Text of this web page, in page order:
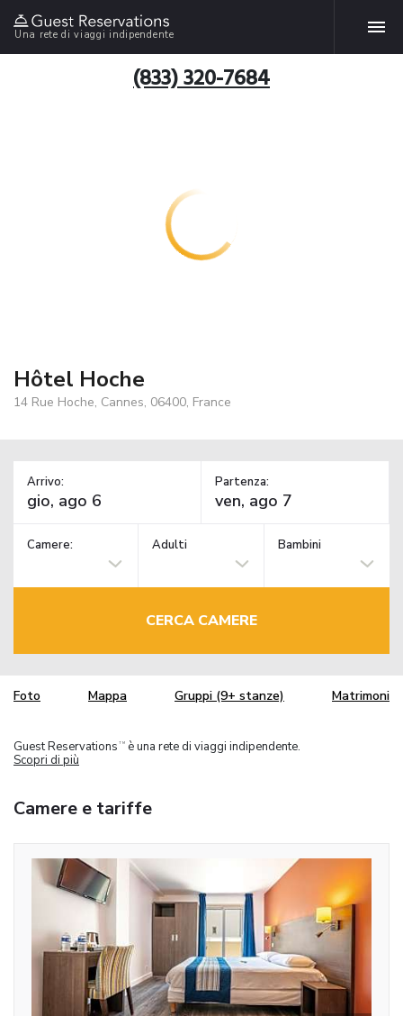
Una rete di viaggi indipendente
(833) 320-7684
Hôtel Hoche
14 Rue Hoche, Cannes, 06400, France
Arrivo: Partenza:
Camere: Adulti Bambini
CERCA CAMERE
Foto Mappa Gruppi (9+ stanze) Matrimoni
Guest Reservations TM
è una rete di viaggi indipendente.
Scopri di più
Camere e tariffe